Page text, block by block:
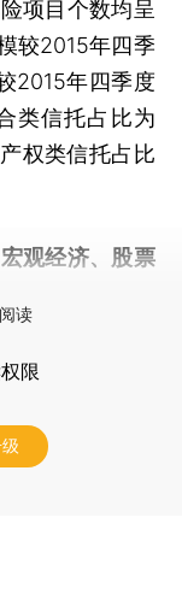
项目个数均呈
较2015年四季
2015年四季度
类信托占比为
权类信托占比
观经济、股票
读
限